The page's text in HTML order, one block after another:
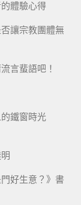
體驗心得
讓宗教團體無
言蜚語吧！
鐵窗時光
好生意？》書